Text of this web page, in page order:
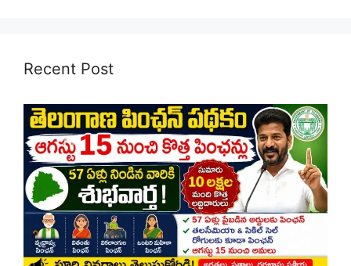
Recent Post